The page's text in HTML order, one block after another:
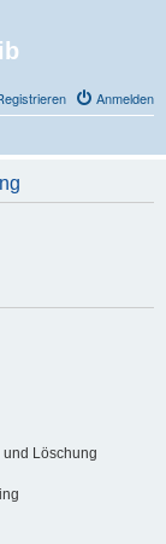
Anmelden
Löschung